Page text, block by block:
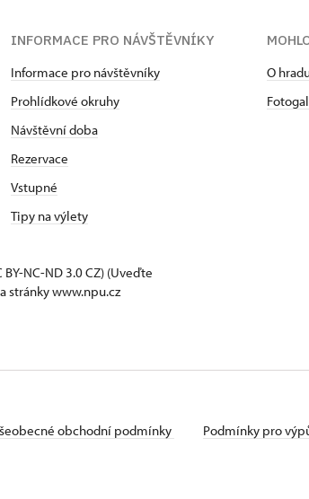
INFORMACE PRO NÁVŠTĚVNÍKY
Informace pro návštěvníky
Prohlídkové okruhy
Návštěvní doba
Rezervace
Vstupné
Tipy na výlety
O
BY-NC-ND 3.0 CZ) (Uveďte
stránky www.npu.cz
obchodní podmínky
Podmínky pro